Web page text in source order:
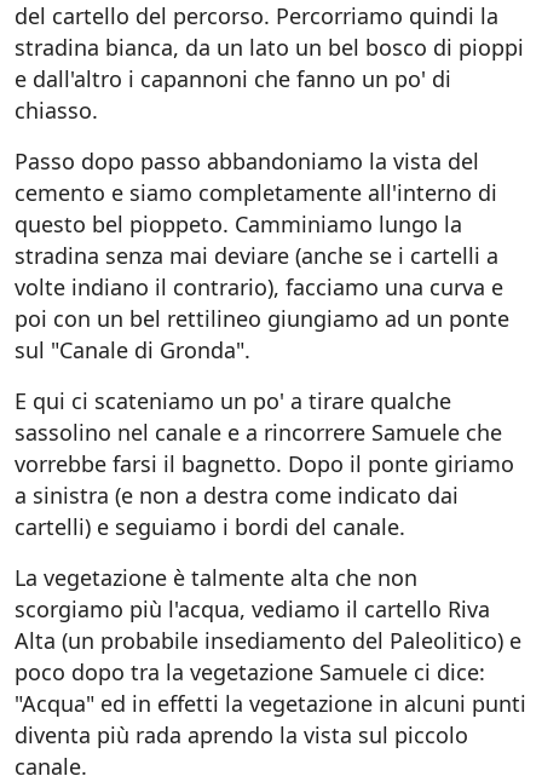
del cartello del percorso. Percorriamo quindi la
stradina bianca, da un lato un bel bosco di pioppi
e dall'altro i capannoni che fanno un po' di
chiasso.
Passo dopo passo abbandoniamo la vista del
cemento e siamo completamente all'interno di
questo bel pioppeto. Camminiamo lungo la
stradina senza mai deviare (anche se i cartelli a
volte indiano il contrario), facciamo una curva e
poi con un bel rettilineo giungiamo ad un ponte
sul "Canale di Gronda".
E qui ci scateniamo un po' a tirare qualche
sassolino nel canale e a rincorrere Samuele che
vorrebbe farsi il bagnetto. Dopo il ponte giriamo
a sinistra (e non a destra come indicato dai
cartelli) e seguiamo i bordi del canale.
La vegetazione è talmente alta che non
scorgiamo più l'acqua, vediamo il cartello Riva
Alta (un probabile insediamento del Paleolitico) e
poco dopo tra la vegetazione Samuele ci dice:
"Acqua" ed in effetti la vegetazione in alcuni punti
diventa più rada aprendo la vista sul piccolo
canale.